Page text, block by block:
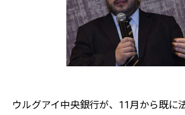
ウルグアイ中央銀行が、11月から既に